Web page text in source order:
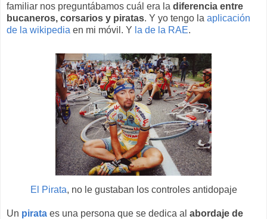
familiar nos preguntábamos cuál era la diferencia entre
bucaneros, corsarios y piratas. Y yo tengo la aplicación
de la wikipedia en mi móvil. Y la de la RAE.
El Pirata, no le gustaban los controles antidopaje
Un pirata es una persona que se dedica al abordaje de